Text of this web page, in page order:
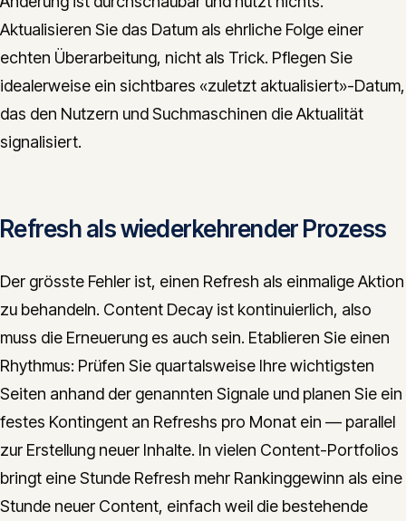
Aktualisieren Sie das Datum als ehrliche Folge einer
echten Überarbeitung, nicht als Trick. Pflegen Sie
idealerweise ein sichtbares «zuletzt aktualisiert»-Datum,
das den Nutzern und Suchmaschinen die Aktualität
signalisiert.
Refresh als wiederkehrender Prozess
Der grösste Fehler ist, einen Refresh als einmalige Aktion
zu behandeln. Content Decay ist kontinuierlich, also
muss die Erneuerung es auch sein. Etablieren Sie einen
Rhythmus: Prüfen Sie quartalsweise Ihre wichtigsten
Seiten anhand der genannten Signale und planen Sie ein
festes Kontingent an Refreshs pro Monat ein — parallel
zur Erstellung neuer Inhalte. In vielen Content-Portfolios
bringt eine Stunde Refresh mehr Rankinggewinn als eine
Stunde neuer Content, einfach weil die bestehende